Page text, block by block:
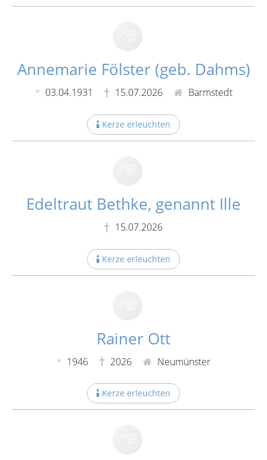
Annemarie Fölster (geb. Dahms)
03.04.1931 15.07.2026 Barmstedt
Kerze erleuchten
Edeltraut Bethke, genannt Ille
15.07.2026
Kerze erleuchten
Rainer Ott
1946 2026 Neumünster
Kerze erleuchten